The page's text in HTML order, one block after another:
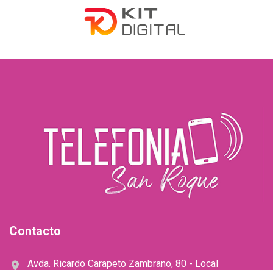
Contacto
Avda. Ricardo Carapeto Zambrano, 80 - Local